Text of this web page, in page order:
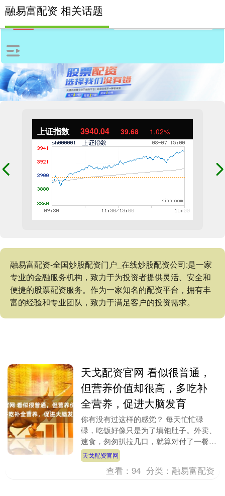
上证指数 3940.04 39.68 1.02%
融易富配资-全国炒股配资门户_在线炒股配资公司:是一家
专业的金融服务机构，致力于为投资者提供灵活、安全和
便捷的股票配资服务。作为一家知名的配资平台，拥有丰
富的经验和专业团队，致力于满足客户的投资需求。
融易富配资 相关话题
天戈配资官网 看似很普通，
但营养价值却很高，多吃补
全营养，促进大脑发育
你有没有过这样的感觉？ 每天忙忙碌
碌，吃饭好像只是为了填饱肚子。外卖、
速食，匆匆扒拉几口，就算对付了一餐。
但身体很诚实。时间久了，总觉得精力不
济，注意力涣散，脑....
天戈配资官网
查看：94 分类：融易富配资